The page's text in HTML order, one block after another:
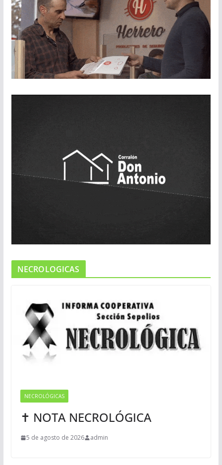
NECROLOGICAS
NECROLÓGICAS
✝ NOTA NECROLÓGICA
5 de agosto de 2026 admin